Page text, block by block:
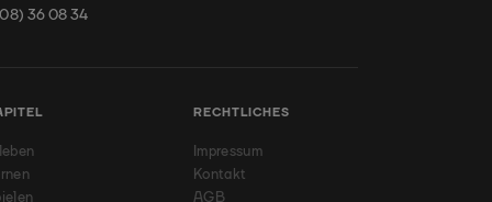
36 08 34
RECHTLICHES
Impressum
Kontakt
AGB